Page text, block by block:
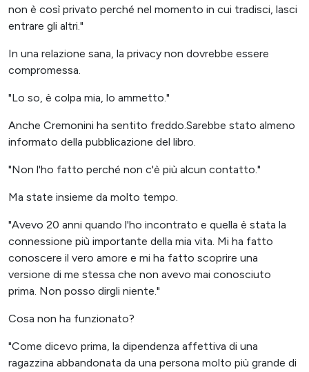
non è così privato perché nel momento in cui tradisci, lasci
entrare gli altri."
In una relazione sana, la privacy non dovrebbe essere
compromessa.
"Lo so, è colpa mia, lo ammetto."
Anche Cremonini ha sentito freddo.Sarebbe stato almeno
informato della pubblicazione del libro.
"Non l'ho fatto perché non c'è più alcun contatto."
Ma state insieme da molto tempo.
"Avevo 20 anni quando l'ho incontrato e quella è stata la
connessione più importante della mia vita. Mi ha fatto
conoscere il vero amore e mi ha fatto scoprire una
versione di me stessa che non avevo mai conosciuto
prima. Non posso dirgli niente."
Cosa non ha funzionato?
"Come dicevo prima, la dipendenza affettiva di una
ragazzina abbandonata da una persona molto più grande di